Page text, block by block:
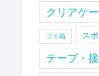
クリアケ
ゴミ箱 ス
テープ・